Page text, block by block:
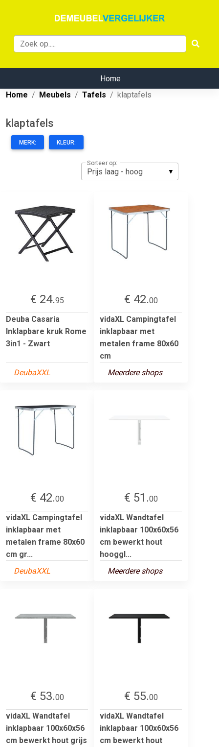
Home
Home
Meubels Tafels klaptafels
klaptafels
MERK: KLEUR:
Sorteer op:
€ 24.95
Deuba Casaria
Inklapbare kruk Rome
3in1 - Zwart
DeubaXXL
€ 42.00
vidaXL Campingtafel
inklapbaar met
metalen frame 80x60
cm
Meerdere shops
€ 42.00
vidaXL Campingtafel
inklapbaar met
metalen frame 80x60
cm gr...
DeubaXXL
€ 51.00
vidaXL Wandtafel
inklapbaar 100x60x56
cm bewerkt hout
hooggl...
Meerdere shops
€ 53.00
vidaXL Wandtafel
inklapbaar 100x60x56
cm bewerkt hout grijs
€ 55.00
vidaXL Wandtafel
inklapbaar 100x60x56
cm bewerkt hout